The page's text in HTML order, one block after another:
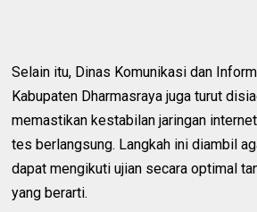
Selain itu, Dinas Komunikasi dan
Kabupaten Dharmasraya juga turut
memastikan kestabilan jaringan
tes berlangsung. Langkah ini diambil
dapat mengikuti ujian secara optimal
yang berarti.